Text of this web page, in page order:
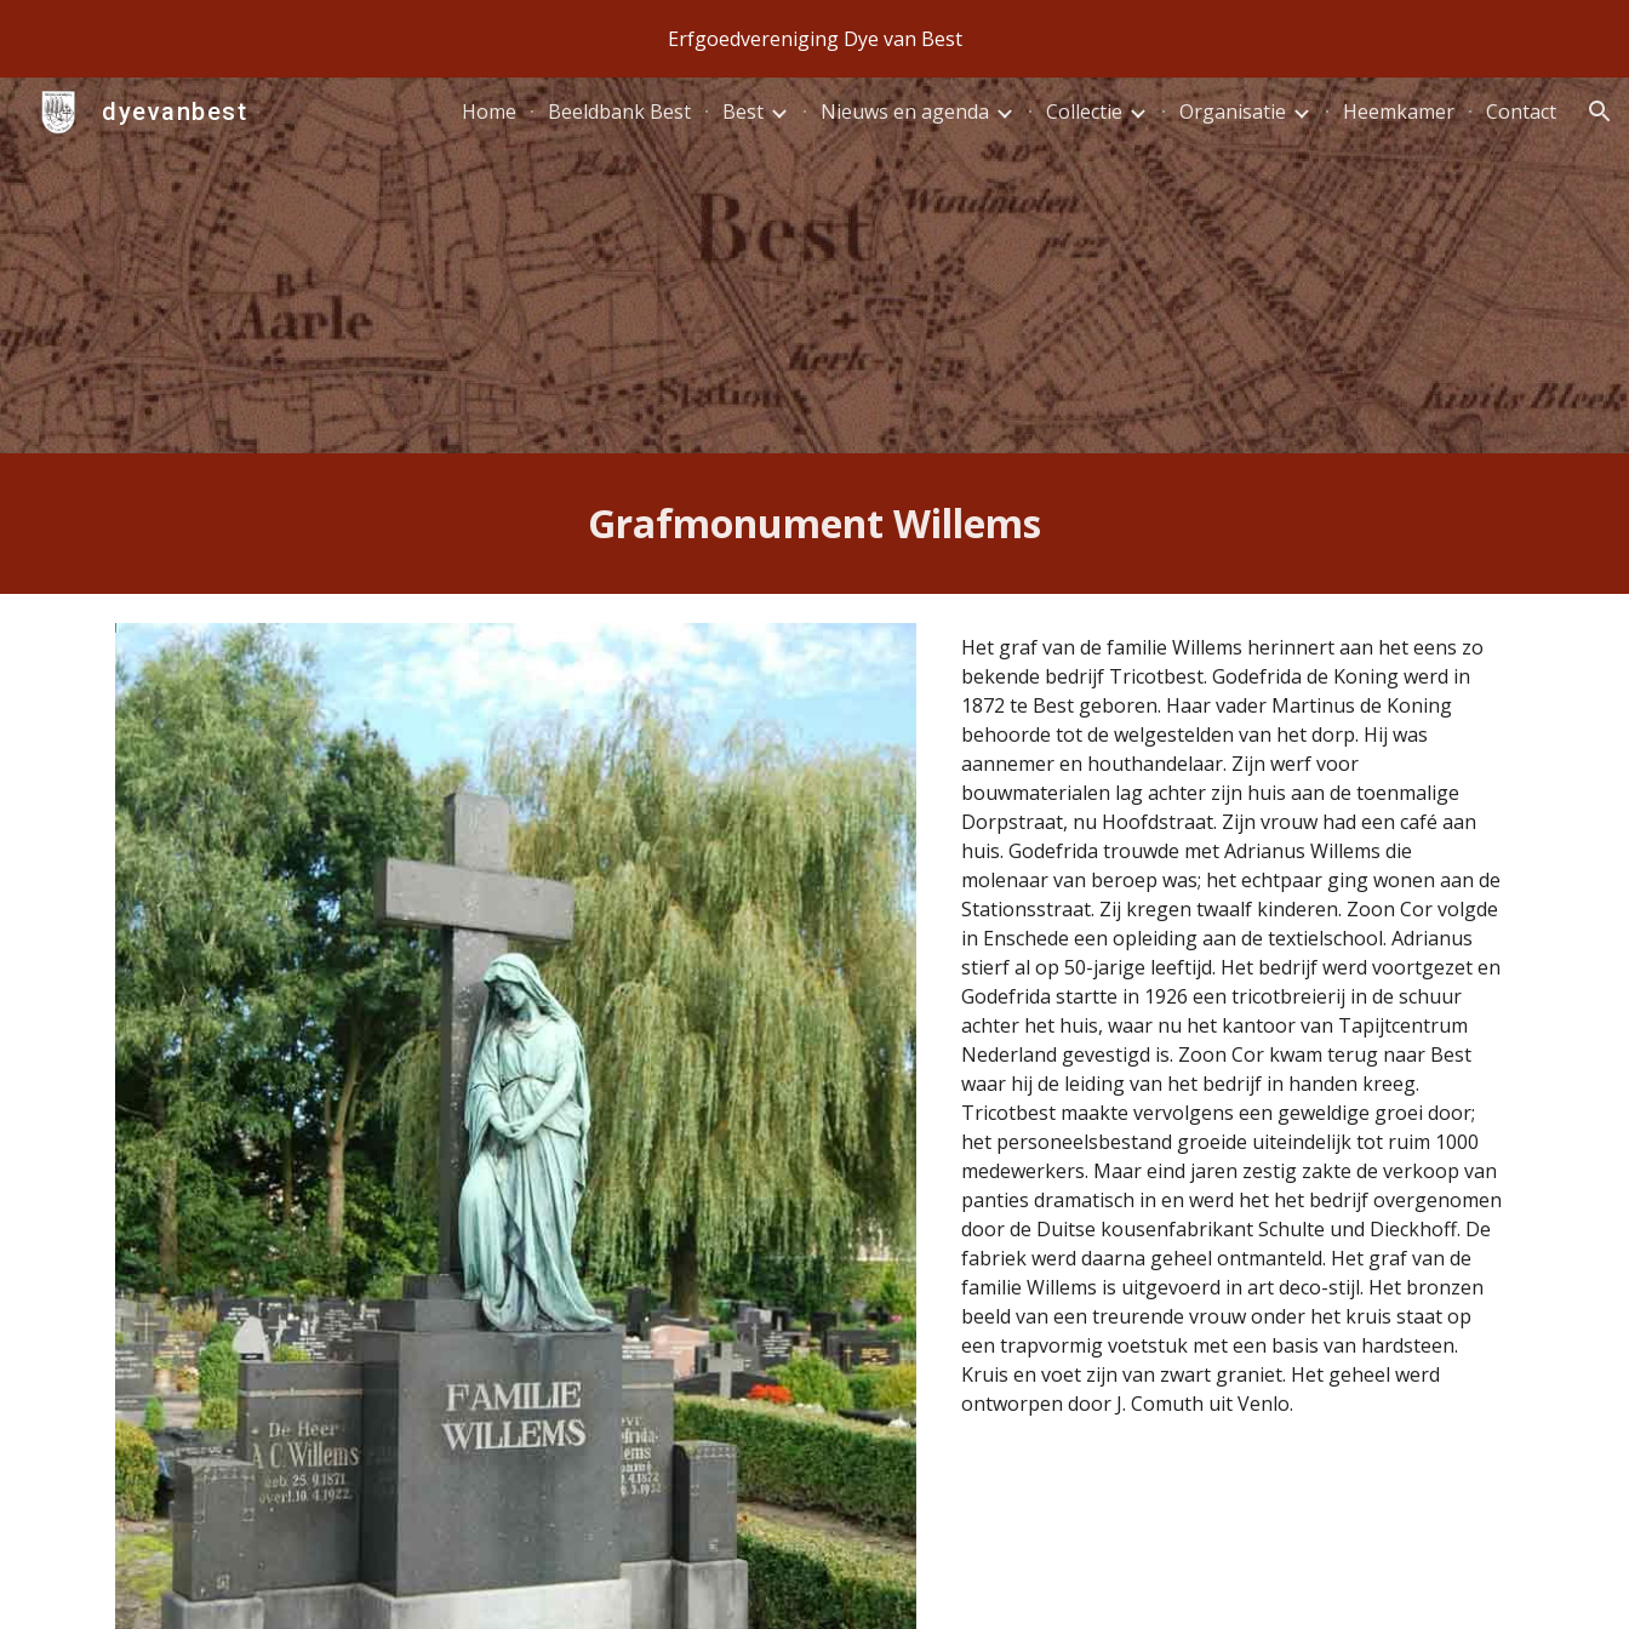
Skip to main content Skip to navigation
Erfgoedvereniging Dye van Best
dyevanbest Home Beeldbank Best Best Nieuws en agenda Collectie Organisatie Heemkamer Contact
Grafmonument Willems
Het graf van de familie Willems herinnert aan het eens zo
bekende bedrijf Tricotbest. Godefrida de Koning werd in
1872 te Best geboren. Haar vader Martinus de Koning
behoorde tot de welgestelden van het dorp. Hij was
aannemer en houthandelaar. Zijn werf voor
bouwmaterialen lag achter zijn huis aan de toenmalige
Dorpstraat, nu Hoofdstraat. Zijn vrouw had een café aan
huis. Godefrida trouwde met Adrianus Willems die
molenaar van beroep was; het echtpaar ging wonen aan de
Stationsstraat. Zij kregen twaalf kinderen. Zoon Cor volgde
in Enschede een opleiding aan de textielschool. Adrianus
stierf al op 50-jarige leeftijd. Het bedrijf werd voortgezet en
Godefrida startte in 1926 een tricotbreierij in de schuur
achter het huis, waar nu het kantoor van Tapijtcentrum
Nederland gevestigd is. Zoon Cor kwam terug naar Best
waar hij de leiding van het bedrijf in handen kreeg.
Tricotbest maakte vervolgens een geweldige groei door;
het personeelsbestand groeide uiteindelijk tot ruim 1000
medewerkers. Maar eind jaren zestig zakte de verkoop van
panties dramatisch in en werd het het bedrijf overgenomen
door de Duitse kousenfabrikant Schulte und Dieckhoff. De
fabriek werd daarna geheel ontmanteld. Het graf van de
familie Willems is uitgevoerd in art deco-stijl. Het bronzen
beeld van een treurende vrouw onder het kruis staat op
een trapvormig voetstuk met een basis van hardsteen.
Kruis en voet zijn van zwart graniet. Het geheel werd
ontworpen door J. Comuth uit Venlo.